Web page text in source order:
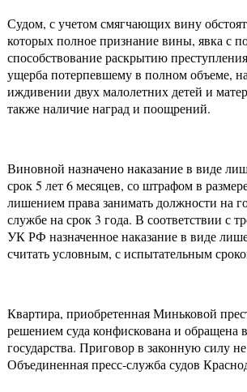
Судом, с учетом смягчающих вину
которых полное признание вины, явка с
способствование раскрытию
ущерба потерпевшему в полном объеме,
иждивении двух малолетних детей и
также наличие наград и поощрений.
Виновной назначено наказание в виде
срок 5 лет 6 месяцев, со штрафом в
лишением права занимать должности на
службе на срок 3 года. В соответствии с
УК РФ назначенное наказание в виде
считать условным, с испытательным
Квартира, приобретенная Миньковой
решением суда конфискована и обращена
государства. Приговор в законную силу
Объединенная пресс-служба судов